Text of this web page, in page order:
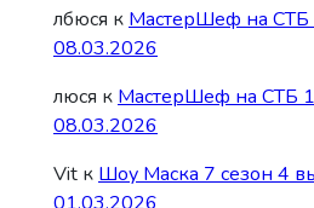
лбюся к МастерШеф на СТБ
08.03.2026
люся к МастерШеф на СТБ
08.03.2026
Vit к Шоу Маска 7 сезон 4